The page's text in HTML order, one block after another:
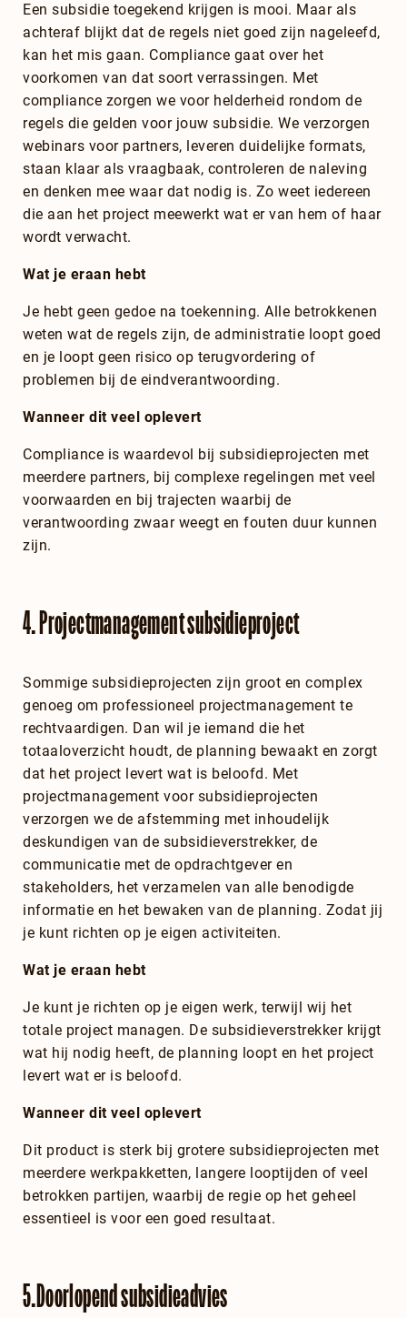
Een subsidie toegekend krijgen is mooi. Maar als
achteraf blijkt dat de regels niet goed zijn nageleefd,
kan het mis gaan. Compliance gaat over het
voorkomen van dat soort verrassingen. Met
compliance zorgen we voor helderheid rondom de
regels die gelden voor jouw subsidie. We verzorgen
webinars voor partners, leveren duidelijke formats,
staan klaar als vraagbaak, controleren de naleving
en denken mee waar dat nodig is. Zo weet iedereen
die aan het project meewerkt wat er van hem of haar
wordt verwacht.
Wat je eraan hebt
Je hebt geen gedoe na toekenning. Alle betrokkenen
weten wat de regels zijn, de administratie loopt goed
en je loopt geen risico op terugvordering of
problemen bij de eindverantwoording.
Wanneer dit veel oplevert
Compliance is waardevol bij subsidieprojecten met
meerdere partners, bij complexe regelingen met veel
voorwaarden en bij trajecten waarbij de
verantwoording zwaar weegt en fouten duur kunnen
zijn.
4. Projectmanagement subsidieproject
Sommige subsidieprojecten zijn groot en complex
genoeg om professioneel projectmanagement te
rechtvaardigen. Dan wil je iemand die het
totaaloverzicht houdt, de planning bewaakt en zorgt
dat het project levert wat is beloofd. Met
projectmanagement voor subsidieprojecten
verzorgen we de afstemming met inhoudelijk
deskundigen van de subsidieverstrekker, de
communicatie met de opdrachtgever en
stakeholders, het verzamelen van alle benodigde
informatie en het bewaken van de planning. Zodat jij
je kunt richten op je eigen activiteiten.
Wat je eraan hebt
Je kunt je richten op je eigen werk, terwijl wij het
totale project managen. De subsidieverstrekker krijgt
wat hij nodig heeft, de planning loopt en het project
levert wat er is beloofd.
Wanneer dit veel oplevert
Dit product is sterk bij grotere subsidieprojecten met
meerdere werkpakketten, langere looptijden of veel
betrokken partijen, waarbij de regie op het geheel
essentieel is voor een goed resultaat.
5.Doorlopend subsidieadvies